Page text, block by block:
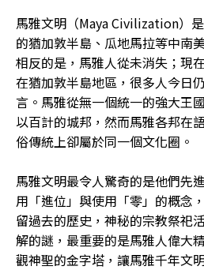
馬雅文明（Maya Civilization）
的猶加敦半島、瓜地馬拉等中南
相反的是，馬雅人從未消失；現
在猶加敦半島地區，很多人今日
言。馬雅從無一個統一的強大王
以百計的城邦，然而馬雅各邦在
俗傳統上卻屬於同一個文化圈。
馬雅文明最令人驚奇的是他們先
用「進位」與使用「零」的概念
留過去的歷史，神秘的宗教祭祀
解的謎，最重要的是馬雅人偉大
觀神聖的金字塔，讓馬雅千年文